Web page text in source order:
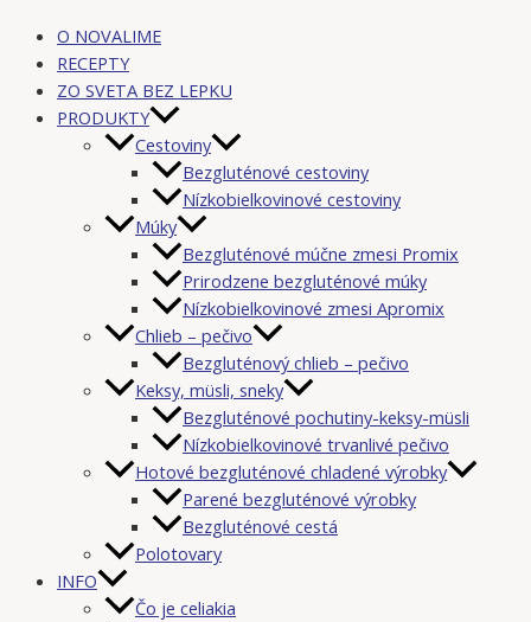
O NOVALIME
RECEPTY
ZO SVETA BEZ LEPKU
PRODUKTY
Cestoviny
Bezgluténové cestoviny
Nízkobielkovinové cestoviny
Múky
Bezgluténové múčne zmesi Promix
Prirodzene bezgluténové múky
Nízkobielkovinové zmesi Apromix
Chlieb – pečivo
Bezgluténový chlieb – pečivo
Keksy, müsli, sneky
Bezgluténové pochutiny-keksy-müsli
Nízkobielkovinové trvanlivé pečivo
Hotové bezgluténové chladené výrobky
Parené bezgluténové výrobky
Bezgluténové cestá
Polotovary
INFO
Čo je celiakia